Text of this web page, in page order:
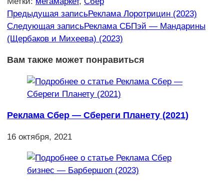
Еще
статьи
Предыдущая записьРеклама Лоротрицин (2023)
Следующая записьРеклама СБПэй — Мандарины
(Щербаков и Михеева) (2023)
Вам также может понравиться
Реклама Сбер — Сбереги Планету (2021)
16 октября, 2021